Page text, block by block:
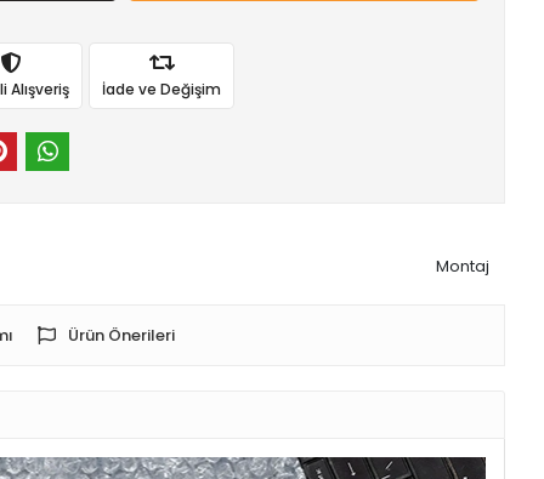
Alışveriş İade ve Değişim
Montaj
Ürün Önerileri